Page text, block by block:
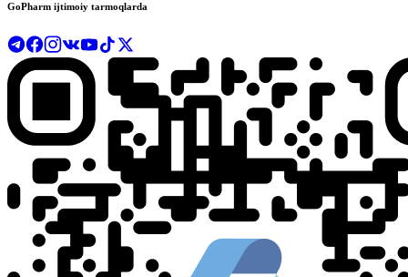
GoPharm ijtimoiy tarmoqlarda